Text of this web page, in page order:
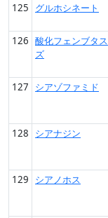
125 グルホシネート
126 酸化フェンブタス
ズ
127 シアゾファミド
128 シアナジン
129
シアノホス